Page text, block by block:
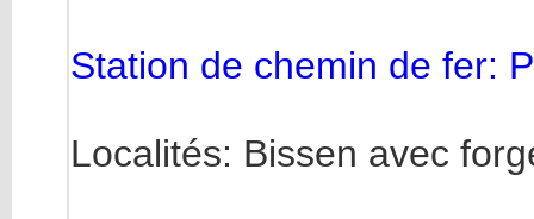
Station de chemin de fer:
Localités: Bissen avec